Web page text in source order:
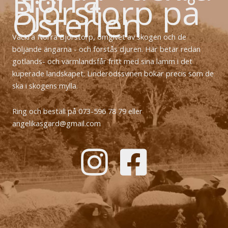
Björstorp på
Österlen
Vackra Norra Björstorp, omgivet av skogen och de
böljande ängarna - och förstås djuren. Här betar redan
gotlands- och värmlandsfår fritt med sina lamm i det
kuperade landskapet. Linderödssvinen bökar precis som de
ska i skogens mylla.
Ring och beställ på 073-596 78 79 eller
angelikasgard@gmail.com